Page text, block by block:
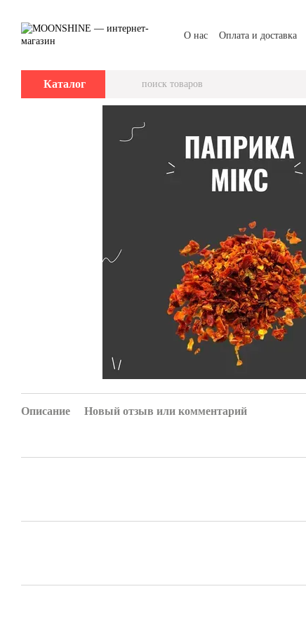
О нас Оплата и доставка
Каталог
Описание Новый отзыв или комментарий